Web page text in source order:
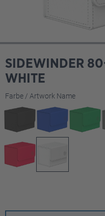
SIDEWINDER
WHITE
Farbe / Artwork Name